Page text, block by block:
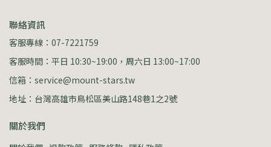
聯絡資訊
客服專線：07-7221759
客服時間：平日 10:30~19:00，周六日 13:00~17:00
信箱：service@mount-stars.tw
地址：台灣高雄市鳥松區美山路148巷1之2號
關於我們